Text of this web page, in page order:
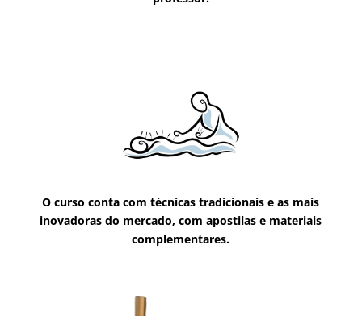
O curso conta com técnicas tradicionais e as mais
inovadoras do mercado, com apostilas e materiais
complementares.